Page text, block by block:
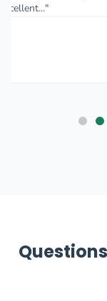
responsive to